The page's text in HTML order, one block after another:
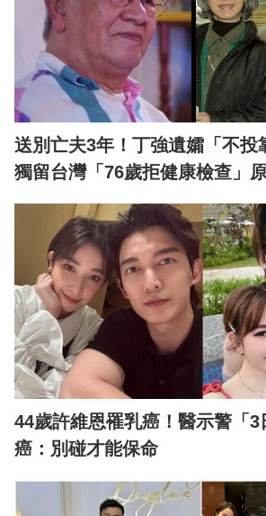
送別亡夫3年！丁強遺孀「不
獨留台灣「76歲拒健康檢查」
44歲許維恩罹乳癌！醫示警「
癌：別碰才能保命